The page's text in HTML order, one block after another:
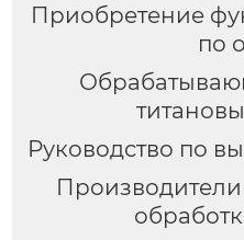
Приобретение
по
Руководство по